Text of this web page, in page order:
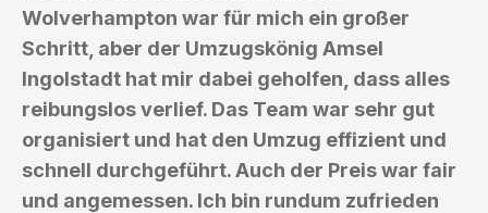
Wolverhampton war für mich ein großer
Schritt, aber der Umzugskönig Amsel
Ingolstadt hat mir dabei geholfen, dass alles
reibungslos verlief. Das Team war sehr gut
organisiert und hat den Umzug effizient und
schnell durchgeführt. Auch der Preis war fair
und angemessen. Ich bin rundum zufrieden